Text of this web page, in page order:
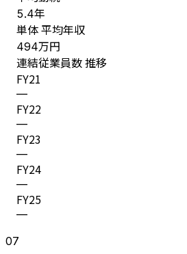
5.4年
単体 平均年収
494万円
連結従業員数 推移
FY21
—
FY22
—
FY23
—
FY24
—
FY25
—
07